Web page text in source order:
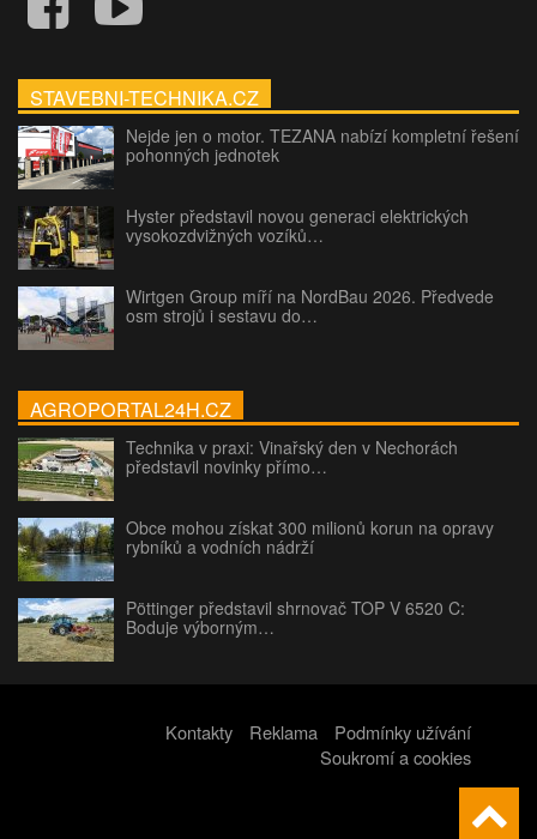
STAVEBNI-TECHNIKA.CZ
Nejde jen o motor. TEZANA nabízí kompletní řešení
pohonných jednotek
Hyster představil novou generaci elektrických
vysokozdvižných vozíků…
Wirtgen Group míří na NordBau 2026. Předvede
osm strojů i sestavu do…
AGROPORTAL24H.CZ
Technika v praxi: Vinařský den v Nechorách
představil novinky přímo…
Obce mohou získat 300 milionů korun na opravy
rybníků a vodních nádrží
Pöttinger představil shrnovač TOP V 6520 C:
Boduje výborným…
Kontakty Reklama
Podmínky užívání
Soukromí a cookies